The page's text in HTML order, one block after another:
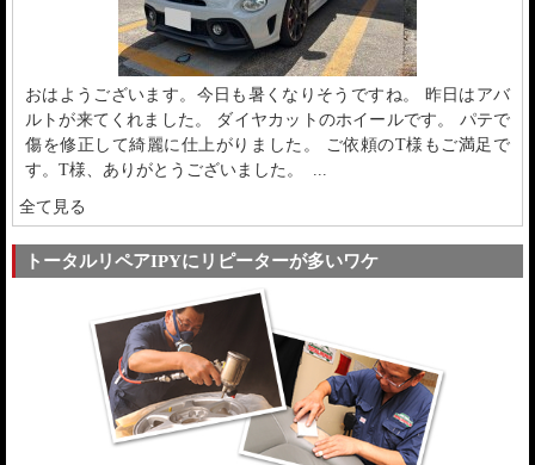
おはようございます。今日も暑くなりそうですね。 昨日はアバ
ルトが来てくれました。 ダイヤカットのホイールです。 パテで
傷を修正して綺麗に仕上がりました。 ご依頼のT様もご満足で
す。T様、ありがとうございました。 ...
全て見る
トータルリペアIPYにリピーターが多いワケ